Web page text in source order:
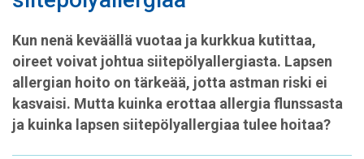
Kun nenä keväällä vuotaa ja kurkkua kutittaa,
oireet voivat johtua siitepölyallergiasta. Lapsen
allergian hoito on tärkeää, jotta astman riski ei
kasvaisi. Mutta kuinka erottaa allergia flunssasta
ja kuinka lapsen siitepölyallergiaa tulee hoitaa?